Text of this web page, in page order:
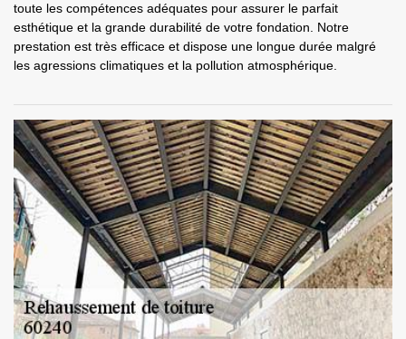
toute les compétences adéquates pour assurer le parfait
esthétique et la grande durabilité de votre fondation. Notre
prestation est très efficace et dispose une longue durée malgré
les agressions climatiques et la pollution atmosphérique.